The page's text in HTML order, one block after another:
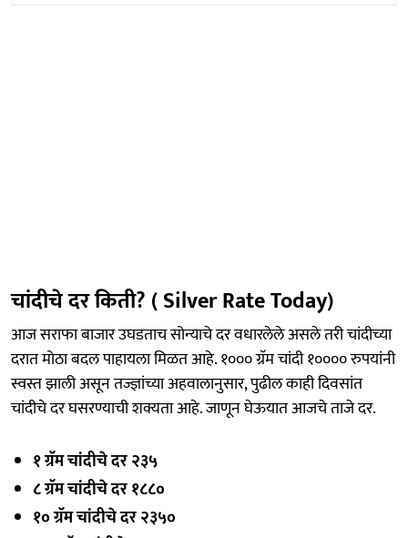
चांदीचे दर किती? ( Silver Rate Today)
आज सराफा बाजार उघडताच सोन्याचे दर वधारलेले असले तरी चांदीच्या
दरात मोठा बदल पाहायला मिळत आहे. १००० ग्रॅम चांदी १०००० रुपयांनी
स्वस्त झाली असून तज्ज्ञांच्या अहवालानुसार, पुढील काही दिवसांत
चांदीचे दर घसरण्याची शक्यता आहे. जाणून घेऊयात आजचे ताजे दर.
१ ग्रॅम चांदीचे दर २३५
८ ग्रॅम चांदीचे दर १८८०
१० ग्रॅम चांदीचे दर २३५०